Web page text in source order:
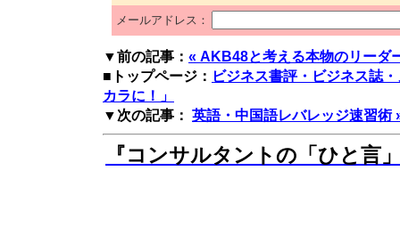
メールアドレス：
▼前の記事： « AKB48と考える本物のリーダ
■トップページ： ビジネス書評・ビジネス誌
カラに！」
▼次の記事： 英語・中国語レバレッジ速習術
『コンサルタントの「ひと言